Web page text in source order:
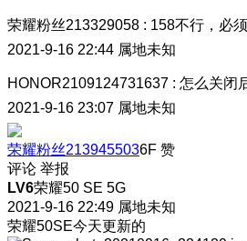
荣耀粉丝213329058 : 158不行，必
2021-9-16 22:44 属地未知
HONOR2109124731637 : 怎么关闭
2021-9-16 23:07 属地未知
荣耀粉丝2139455036F 赞
评论 举报
LV6荣耀50 SE 5G
2021-9-16 22:49 属地未知
荣耀50SE今天更新的